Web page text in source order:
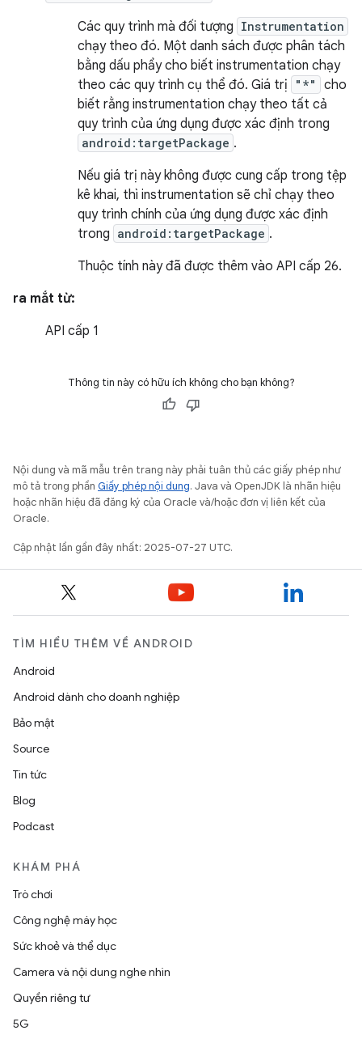
Các quy trình mà đối tượng Instrumentation
chạy theo đó. Một danh sách được phân tách
bằng dấu phẩy cho biết instrumentation chạy
theo các quy trình cụ thể đó. Giá trị
"*"
cho
biết rằng instrumentation chạy theo tất cả
quy trình của ứng dụng được xác định trong
android:targetPackage .
Nếu giá trị này không được cung cấp trong tệp
kê khai, thì instrumentation sẽ chỉ chạy theo
quy trình chính của ứng dụng được xác định
trong android:targetPackage .
Thuộc tính này đã được thêm vào API cấp 26.
ra mắt từ:
API cấp 1
Thông tin này có hữu ích không cho bạn không?
Nội dung và mã mẫu trên trang này phải tuân thủ các giấy phép như
mô tả trong phần Giấy phép nội dung. Java và OpenJDK là nhãn hiệu
hoặc nhãn hiệu đã đăng ký của Oracle và/hoặc đơn vị liên kết của
Oracle.
Cập nhật lần gần đây nhất: 2025-07-27 UTC.
TÌM HIỂU THÊM VỀ ANDROID
Android
Android dành cho doanh nghiệp
Bảo mật
Source
Tin tức
Blog
Podcast
KHÁM PHÁ
Trò chơi
Công nghệ máy học
Sức khoẻ và thể dục
Camera và nội dung nghe nhìn
Quyền riêng tư
5G